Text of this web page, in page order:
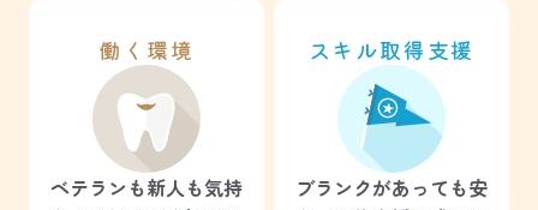
働く環境
ベテランも新人も気持
スキル取得支援
ブランクがあっても安